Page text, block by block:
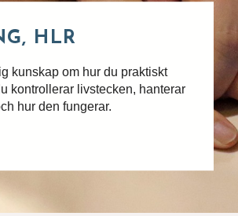
HLR
kunskap om hur du praktiskt
kontrollerar livstecken, hanterar
hur den fungerar.